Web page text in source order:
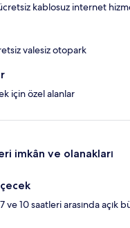
kablosuz internet
valesiz otopark
için özel alanlar
imkân ve olanakları
ve 10 saatleri arasında açık